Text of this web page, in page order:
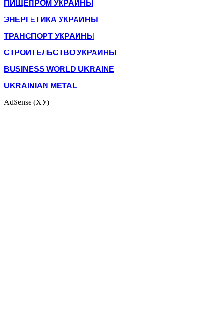
ПИЩЕПРОМ УКРАИНЫ
ЭНЕРГЕТИКА УКРАИНЫ
ТРАНСПОРТ УКРАИНЫ
СТРОИТЕЛЬСТВО УКРАИНЫ
BUSINESS WORLD UKRAINE
UKRAINIAN METAL
AdSense (ХУ)